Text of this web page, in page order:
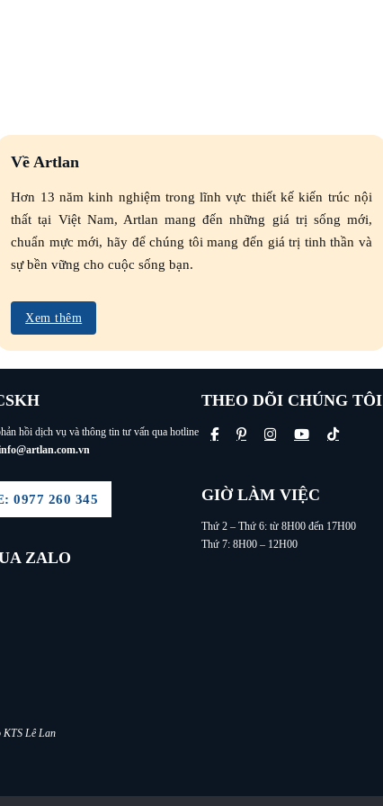
Về Artlan
Hơn 13 năm kinh nghiệm trong lĩnh vực thiết kế kiến trúc nội
thất tại Việt Nam, Artlan mang đến những giá trị sống mới,
chuẩn mực mới, hãy để chúng tôi mang đến giá trị tinh thần và
sự bền vững cho cuộc sống bạn.
Xem thêm
hồi dịch vụ và thông tin tư vấn qua hotline
0977 260 345
ZALO
KTS Lê Lan
THEO DÕI CHÚNG TÔI
GIỜ LÀM VIỆC
Thứ 2 – Thứ 6: từ 8H00 đến 17H00
Thứ 7: 8H00 – 12H00